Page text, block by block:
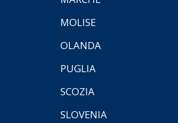
MOLISE
OLANDA
PUGLIA
SCOZIA
SLOVENIA